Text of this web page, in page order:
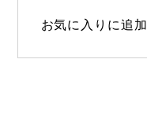
お気に入りに追加